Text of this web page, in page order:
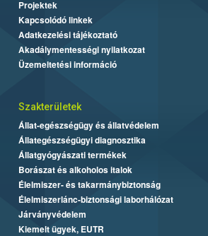
Projektek
Kapcsolódó linkek
Adatkezelési tájékoztató
Akadálymentességi nyilatkozat
Üzemeltetési információ
Szakterületek
Állat-egészségügy és állatvédelem
Állategészségügyi diagnosztika
Állatgyógyászati termékek
Borászat és alkoholos italok
Élelmiszer- és takarmánybiztonság
Élelmiszerlánc-biztonsági laborhálózat
Járványvédelem
Kiemelt ügyek, EUTR